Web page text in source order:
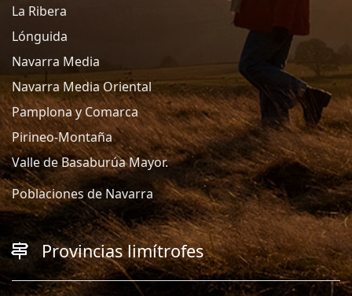
La Ribera
Lónguida
Navarra Media
Navarra Media Oriental
Pamplona y Comarca
Pirineo-Montaña
Valle de Basaburúa Mayor.
Poblaciones de Navarra
Provincias limítrofes